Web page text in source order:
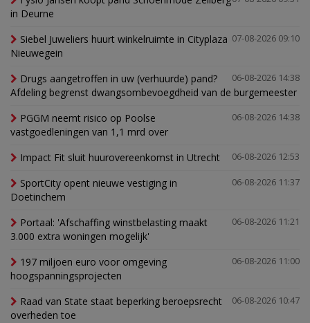
in Deurne
07-08-2026 09:10
Siebel Juweliers huurt winkelruimte in Cityplaza
Nieuwegein
06-08-2026 14:38
Drugs aangetroffen in uw (verhuurde) pand?
Afdeling begrenst dwangsombevoegdheid van de burgemeester
06-08-2026 14:38
PGGM neemt risico op Poolse
vastgoedleningen van 1,1 mrd over
06-08-2026 12:53
Impact Fit sluit huurovereenkomst in Utrecht
06-08-2026 11:37
SportCity opent nieuwe vestiging in
Doetinchem
06-08-2026 11:21
Portaal: 'Afschaffing winstbelasting maakt
3.000 extra woningen mogelijk'
06-08-2026 11:00
197 miljoen euro voor omgeving
hoogspanningsprojecten
06-08-2026 10:47
Raad van State staat beperking beroepsrecht
overheden toe